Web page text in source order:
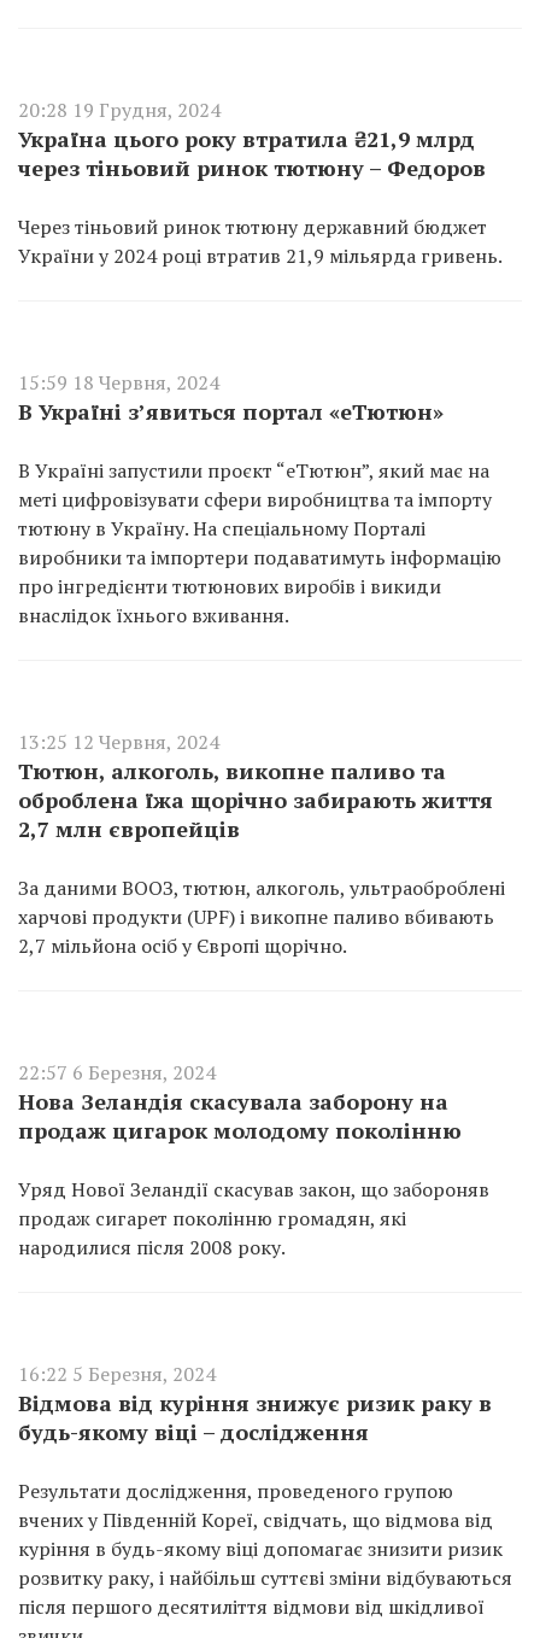
20:28 19 Грудня, 2024
Україна цього року втратила ₴21,9 млрд
через тіньовий ринок тютюну – Федоров
Через тіньовий ринок тютюну державний бюджет
України у 2024 році втратив 21,9 мільярда гривень.
15:59 18 Червня, 2024
В Україні з’явиться портал «еТютюн»
В Україні запустили проєкт “еТютюн”, який має на
меті цифровізувати cфери виробництва та імпорту
тютюну в Україну. На спеціальному Порталі
виробники та імпортери подаватимуть інформацію
про інгредієнти тютюнових виробів і викиди
внаслідок їхнього вживання.
13:25 12 Червня, 2024
Тютюн, алкоголь, викопне паливо та
оброблена їжа щорічно забирають життя
2,7 млн європейців
За даними ВООЗ, тютюн, алкоголь, ультраоброблені
харчові продукти (UPF) і викопне паливо вбивають
2,7 мільйона осіб у Європі щорічно.
22:57 6 Березня, 2024
Нова Зеландія скасувала заборону на
продаж цигарок молодому поколінню
Уряд Нової Зеландії скасував закон, що забороняв
продаж сигарет поколінню громадян, які
народилися після 2008 року.
16:22 5 Березня, 2024
Відмова від куріння знижує ризик раку в
будь-якому віці – дослідження
Результати дослідження, проведеного групою
вчених у Південній Кореї, свідчать, що відмова від
куріння в будь-якому віці допомагає знизити ризик
розвитку раку, і найбільш суттєві зміни відбуваються
після першого десятиліття відмови від шкідливої